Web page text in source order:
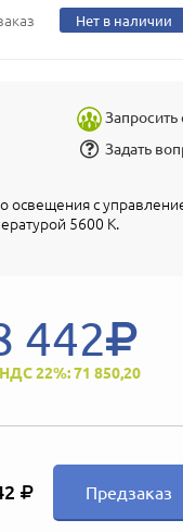
Нет в наличии
Задать
освещения с
5600 К.
442
22%: 71 850,20
Предзаказ